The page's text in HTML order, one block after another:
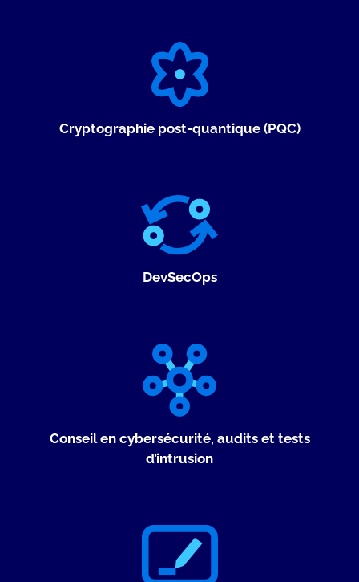
Cryptographie post-quantique (PQC)
DevSecOps
Conseil en cybersécurité, audits et tests
d’intrusion